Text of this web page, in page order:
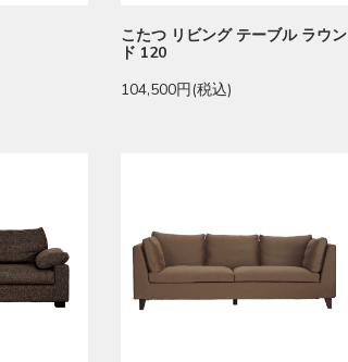
こたつ リビング テーブル ラウン
ド 120
104,500円(税込)